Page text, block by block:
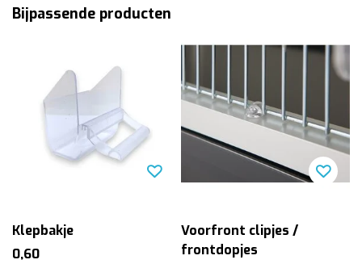
Bijpassende producten
Klepbakje
0,60
Voorfront clipjes /
frontdopjes